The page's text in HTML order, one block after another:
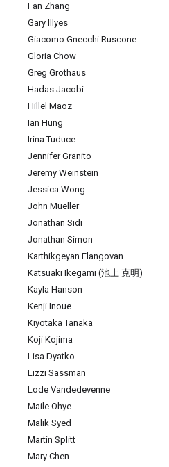
Fan Zhang
Gary Illyes
Giacomo Gnecchi Ruscone
Gloria Chow
Greg Grothaus
Hadas Jacobi
Hillel Maoz
Ian Hung
Irina Tuduce
Jennifer Granito
Jeremy Weinstein
Jessica Wong
John Mueller
Jonathan Sidi
Jonathan Simon
Karthikgeyan Elangovan
Katsuaki Ikegami (池上 克明)
Kayla Hanson
Kenji Inoue
Kiyotaka Tanaka
Koji Kojima
Lisa Dyatko
Lizzi Sassman
Lode Vandedevenne
Maile Ohye
Malik Syed
Martin Splitt
Mary Chen